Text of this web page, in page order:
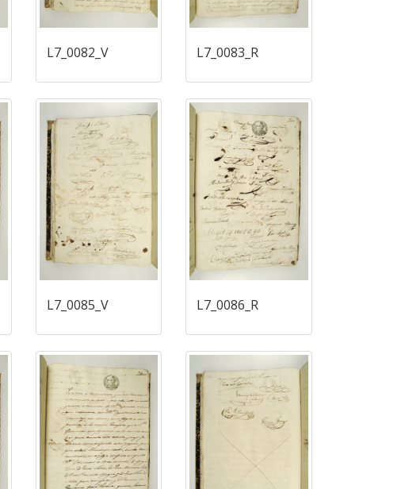
L7_0082_V L7_0083_R
L7_0085_V L7_0086_R